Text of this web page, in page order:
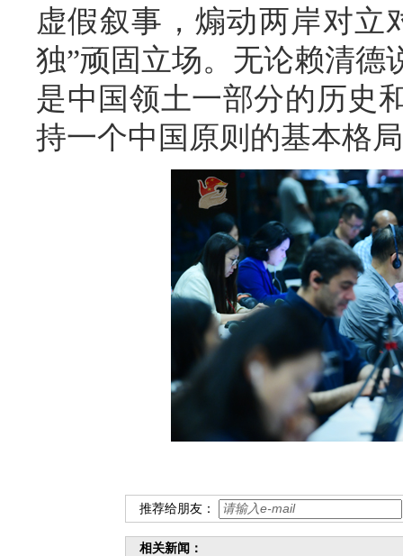
虚假叙事，煽动两岸对立
独”顽固立场。无论赖清德
是中国领土一部分的历史
持一个中国原则的基本格
推荐给朋友：
相关新闻：